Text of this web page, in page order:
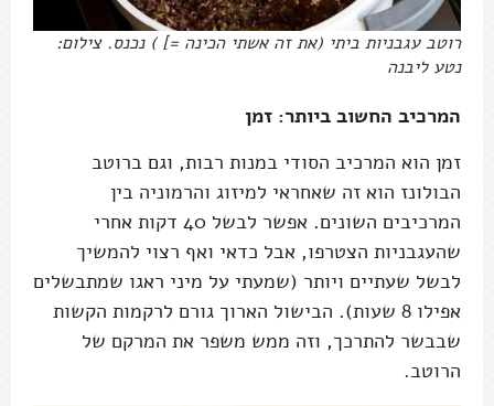
רוטב עגבניות ביתי (את זה אשתי הכינה =] ) נכנס. צילום:
נטע ליבנה
המרכיב החשוב ביותר: זמן
זמן הוא המרכיב הסודי במנות רבות, וגם ברוטב
הבולונז הוא זה שאחראי למיזוג והרמוניה בין
המרכיבים השונים. אפשר לבשל 40 דקות אחרי
שהעגבניות הצטרפו, אבל כדאי ואף רצוי להמשיך
לבשל שעתיים ויותר (שמעתי על מיני ראגו שמתבשלים
אפילו 8 שעות). הבישול הארוך גורם לרקמות הקשות
שבבשר להתרכך, וזה ממש משפר את המרקם של
הרוטב.